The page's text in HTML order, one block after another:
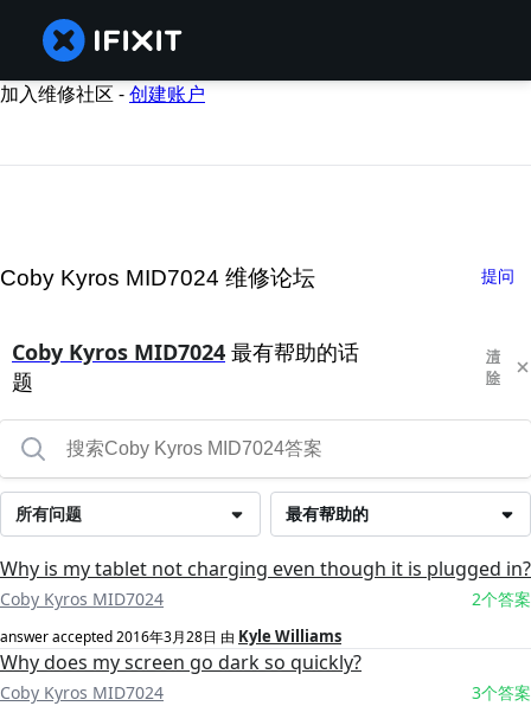
加入维修社区 -创建账户
Coby Kyros MID7024 维修论坛 提问
Coby Kyros MID7024 最有帮助的话
题
清
除
最有帮助的
所有问题
Why is my tablet not charging even though it is plugged in?
Coby Kyros MID7024 2个答案
answer accepted2016年3月28日 由 Kyle Williams
Why does my screen go dark so quickly?
Coby Kyros MID7024 3个答案